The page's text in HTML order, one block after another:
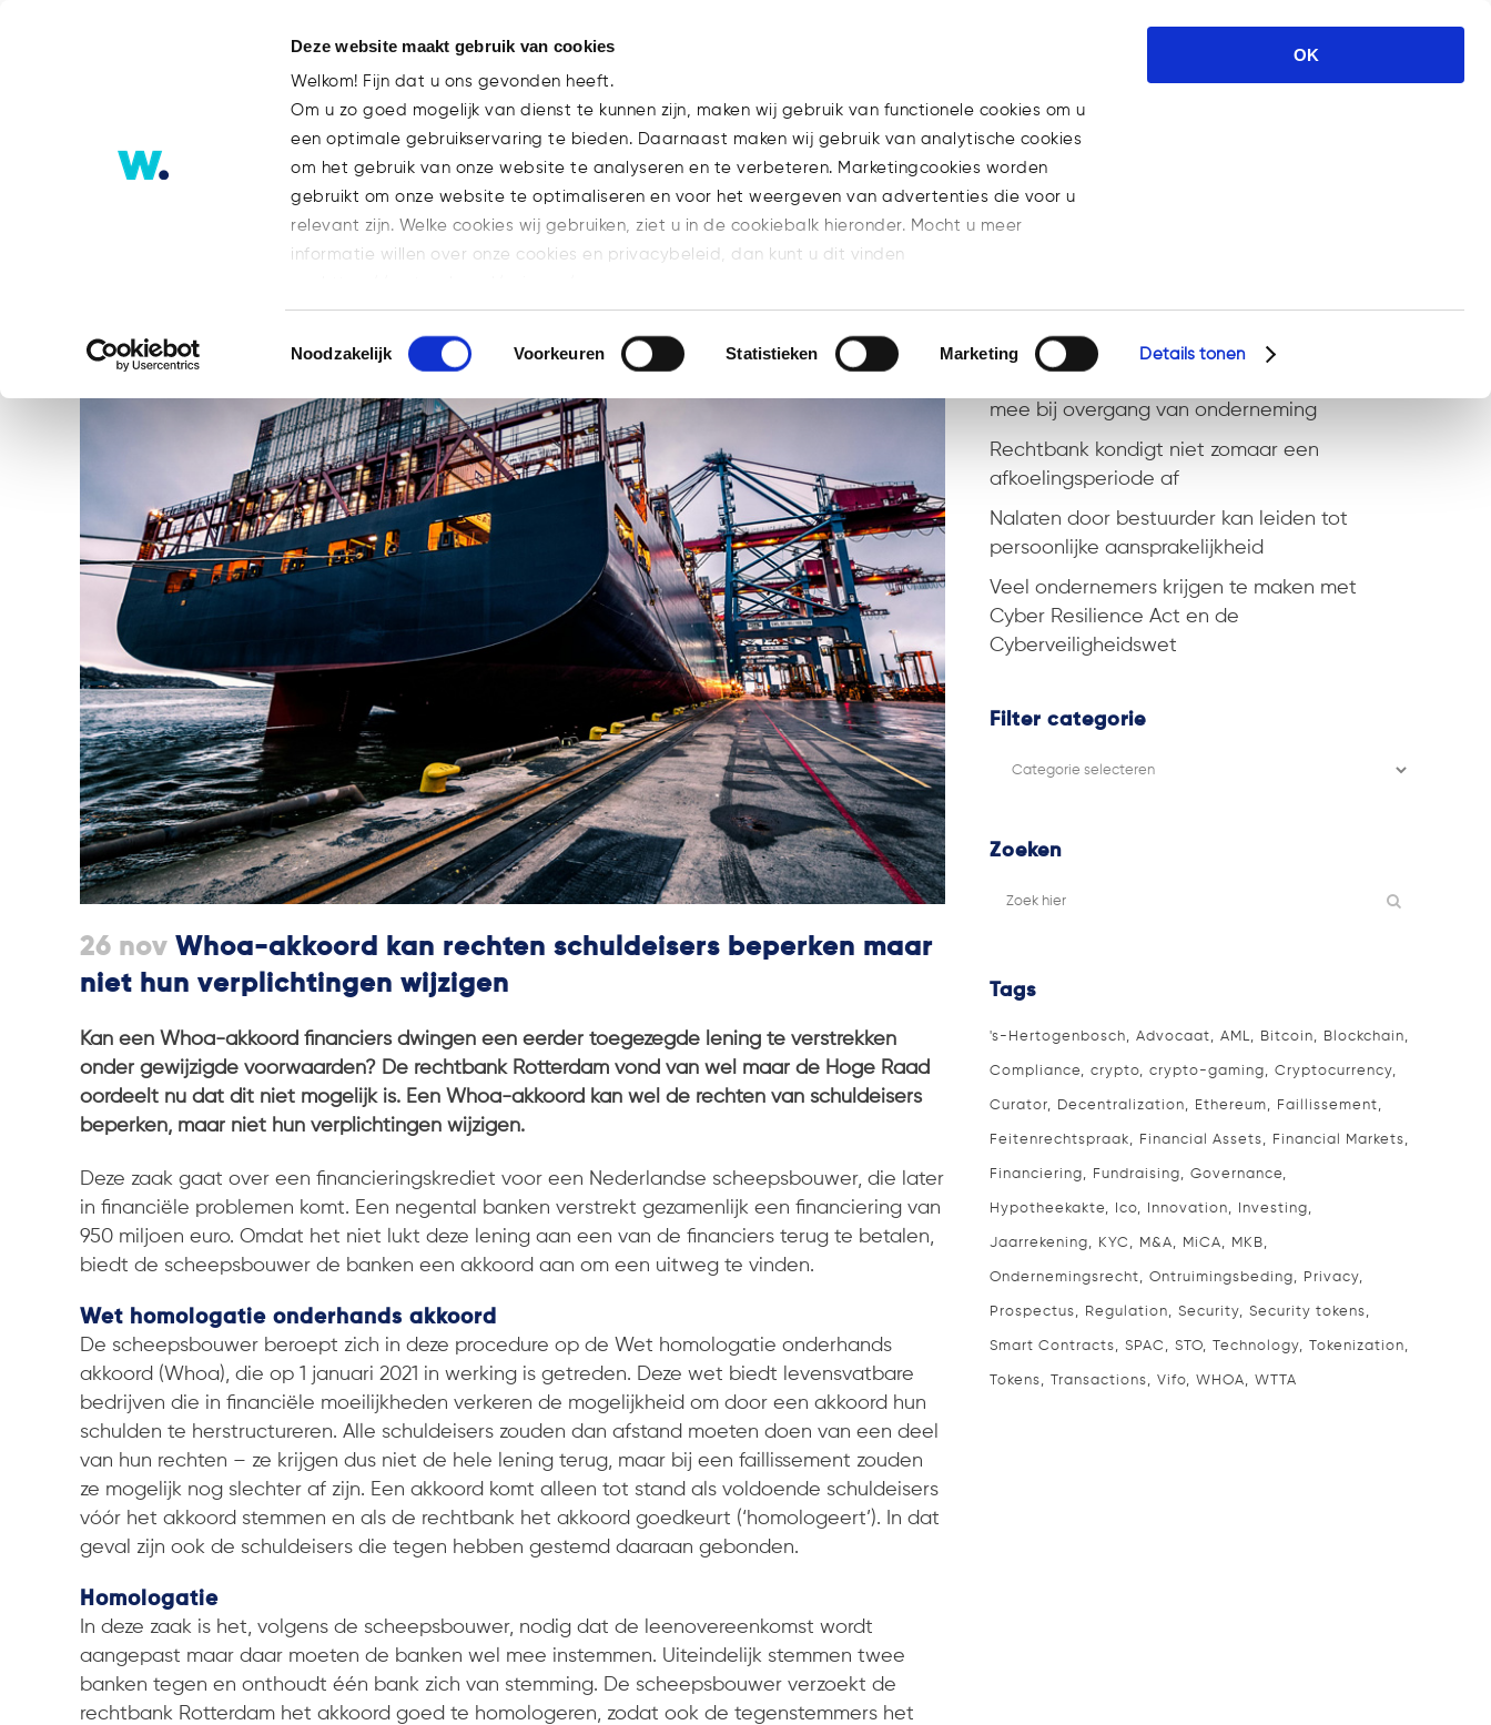
Deze website maakt gebruik van cookies
Welkom! Fijn dat u ons gevonden heeft.
Om u zo goed mogelijk van dienst te kunnen zijn, maken wij gebruik van functionele cookies om u
een optimale gebruikservaring te bieden. Daarnaast maken wij gebruik van analytische cookies
om het gebruik van onze website te analyseren en te verbeteren. Marketingcookies worden
gebruikt om onze website te optimaliseren en voor het weergeven van advertenties die voor u
relevant zijn. Welke cookies wij gebruiken, ziet u in de cookiebalk hieronder. Mocht u meer
informatie willen over onze cookies en privacybeleid, dan kunt u dit vinden
Geef a.u.b. hieronder aan welke cookies u accepteert.
Toestemmingsselectie
Noodzakelijk Voorkeuren Statistieken Marketing Details tonen
OK
Whoa-akkoord kan rechten schuldeisers beperken maar
niet hun verplichtingen wijzigen
26 nov Whoa-akkoord kan rechten schuldeisers beperken maar
niet hun verplichtingen wijzigen
Kan een Whoa-akkoord financiers dwingen een eerder toegezegde lening te verstrekken
onder gewijzigde voorwaarden? De rechtbank Rotterdam vond van wel maar de Hoge Raad
oordeelt nu dat dit niet mogelijk is. Een Whoa-akkoord kan wel de rechten van schuldeisers
beperken, maar niet hun verplichtingen wijzigen.
Deze zaak gaat over een financieringskrediet voor een Nederlandse scheepsbouwer, die later
in financiële problemen komt. Een negental banken verstrekt gezamenlijk een financiering van
950 miljoen euro. Omdat het niet lukt deze lening aan een van de financiers terug te betalen,
biedt de scheepsbouwer de banken een akkoord aan om een uitweg te vinden.
Wet homologatie onderhands akkoord
De scheepsbouwer beroept zich in deze procedure op de Wet homologatie onderhands
akkoord (Whoa), die op 1 januari 2021 in werking is getreden. Deze wet biedt levensvatbare
bedrijven die in financiële moeilijkheden verkeren de mogelijkheid om door een akkoord hun
schulden te herstructureren. Alle schuldeisers zouden dan afstand moeten doen van een deel
van hun rechten – ze krijgen dus niet de hele lening terug, maar bij een faillissement zouden
ze mogelijk nog slechter af zijn. Een akkoord komt alleen tot stand als voldoende schuldeisers
vóór het akkoord stemmen en als de rechtbank het akkoord goedkeurt (‘homologeert’). In dat
geval zijn ook de schuldeisers die tegen hebben gestemd daaraan gebonden.
Homologatie
In deze zaak is het, volgens de scheepsbouwer, nodig dat de leenovereenkomst wordt
aangepast maar daar moeten de banken wel mee instemmen. Uiteindelijk stemmen twee
banken tegen en onthoudt één bank zich van stemming. De scheepsbouwer verzoekt de
rechtbank Rotterdam het akkoord goed te homologeren, zodat ook de tegenstemmers het
Steeds meer bedrijven aansprakelijk voor
gebrekkige AI-producten
mee bij overgang van onderneming
Rechtbank kondigt niet zomaar een
afkoelingsperiode af
Nalaten door bestuurder kan leiden tot
persoonlijke aansprakelijkheid
Veel ondernemers krijgen te maken met
Cyber Resilience Act en de
Cyberveiligheidswet
Filter categorie
Filter
Zoeken
Tags
's-Hertogenbosch Advocaat AML Bitcoin Blockchain
Compliance crypto crypto-gaming Cryptocurrency
Curator Decentralization Ethereum Faillissement
Feitenrechtspraak Financial Assets Financial Markets
Financiering Fundraising Governance
Hypotheekakte Ico Innovation Investing
Jaarrekening KYC M&A MiCA MKB
Ondernemingsrecht Ontruimingsbeding Privacy
Prospectus Regulation Security Security tokens
Smart Contracts SPAC STO Technology Tokenization
Tokens Transactions Vifo WHOA WTTA